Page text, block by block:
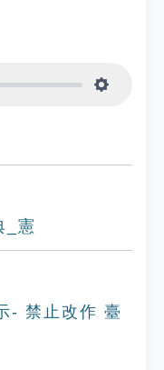
_憲
- 禁止改作 臺